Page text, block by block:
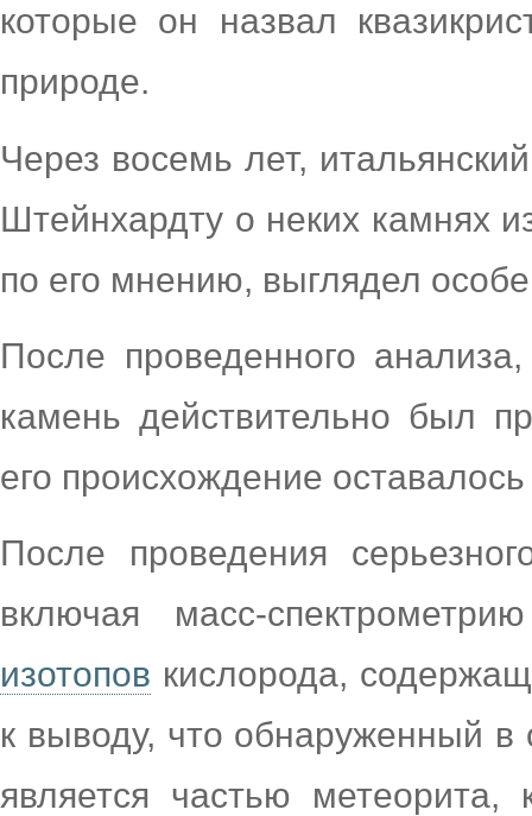
которые он назвал
природе.
Через восемь лет,
Штейнхардту о неких камнях
по его мнению, выглядел
После проведенного
камень действительно был
его происхождение
После проведения
включая масс-
изотопов кислорода,
к выводу, что обнаруженный в
является частью